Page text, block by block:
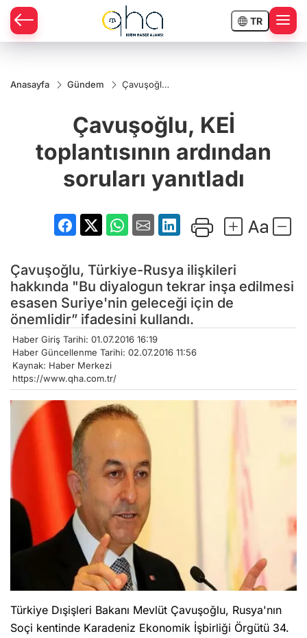
TR
Anasayfa Gündem
Çavuşoğlu,
ardından
soruları
yanıtladı
Çavuşoğlu, KEİ
toplantısının ardından
soruları yanıtladı
Çavuşoğlu, Türkiye-Rusya ilişkileri
hakkında "Bu diyalogun tekrar inşa edilmesi
esasen Suriye'nin geleceği için de
önemlidir” ifadesini kullandı.
Haber Giriş Tarihi: 01.07.2016 16:19
Haber Güncellenme Tarihi: 02.07.2016 11:56
Kaynak: Haber Merkezi
https://www.qha.com.tr/
Türkiye Dışişleri Bakanı Mevlüt Çavuşoğlu, Rusya'nın
Soçi kentinde Karadeniz Ekonomik İşbirliği Örgütü 34.